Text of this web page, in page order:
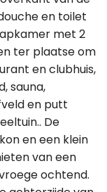
en toilet
met 2
ter plaatse om
en clubhuis,
sauna,
en putt
De
en een klein
van een
ochtend.